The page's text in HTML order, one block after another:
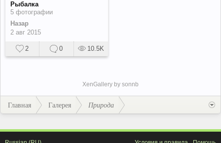
Рыбалка
5 фотографии
Назар
2 авг 2015
2 0 10.5K
XenGallery by sonnb
Главная Галерея Природа